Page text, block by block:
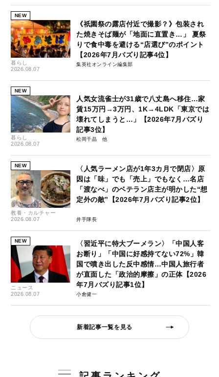
NEW
暮らし
2026.08.07
《祇園祭の露店付近で撮影？》包装され
た焼きそば麺が「地面に直置き…」 夏祭
りで食中毒を避ける“店選び”のポイント
【2026年7月バズり記事4位】
集英社オンライン編集部
NEW
暮らし
2026.08.07
人気女流雀士が31歳で八丈島へ移住…家
賃15万円→3万円、1K→4LDK「東京では
壊れてしまうと…」【2026年7月バズり
記事3位】
松岡千晶
NEW
教養・カルチャー
2026.08.07
〈人気ラーメン店が1年3カ月で閉店〉原
因は「味」でも「売上」でもなく…名店
「渡なべ」のベテラン店主が明かした“想
定外の敵”【2026年7月バズり記事2位】
井手隊長
NEW
ニュース
2026.08.07
〈習近平に特大ブーメラン〉「中国人客
お断り」「中国に好感持てない72%」韓
国で噴き出した反中感情…中国人旅行者
が直面した「政治的摩擦」の正体【2026
年7月バズり記事1位】
小倉健一
新着記事一覧を見る